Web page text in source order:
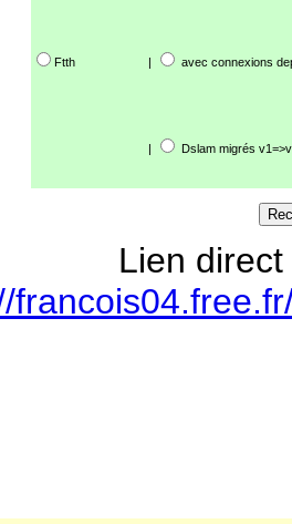
Ftth | avec connexions
| Dslam migrés
Lien